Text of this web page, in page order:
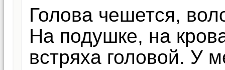
Голова чешется,
На подушке, на
встряха головой. У